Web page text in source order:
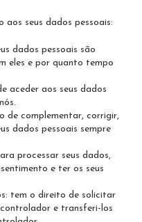
aos seus dados pessoais:
dados pessoais são
eles e por quanto tempo
aceder aos seus dados
de complementar, corrigir,
dados pessoais sempre
processar seus dados,
e ter os seus
tem o direito de solicitar
e transferi-los